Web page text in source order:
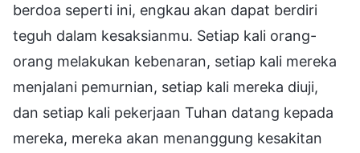
berdoa seperti ini, engkau akan dapat berdiri
teguh dalam kesaksianmu. Setiap kali orang-
orang melakukan kebenaran, setiap kali mereka
menjalani pemurnian, setiap kali mereka diuji,
dan setiap kali pekerjaan Tuhan datang kepada
mereka, mereka akan menanggung kesakitan